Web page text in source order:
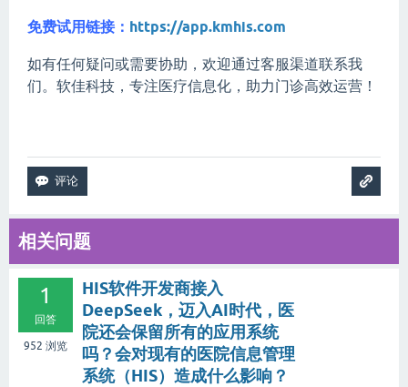
免费试用链接： https://app.kmhis.com
如有任何疑问或需要协助，欢迎通过客服渠道联系我
们。软佳科技，专注医疗信息化，助力门诊高效运营！
相关问题
1
回答
952 浏览
HIS软件开发商接入
DeepSeek，迈入AI时代，医
院还会保留所有的应用系统
吗？会对现有的医院信息管理
系统（HIS）造成什么影响？